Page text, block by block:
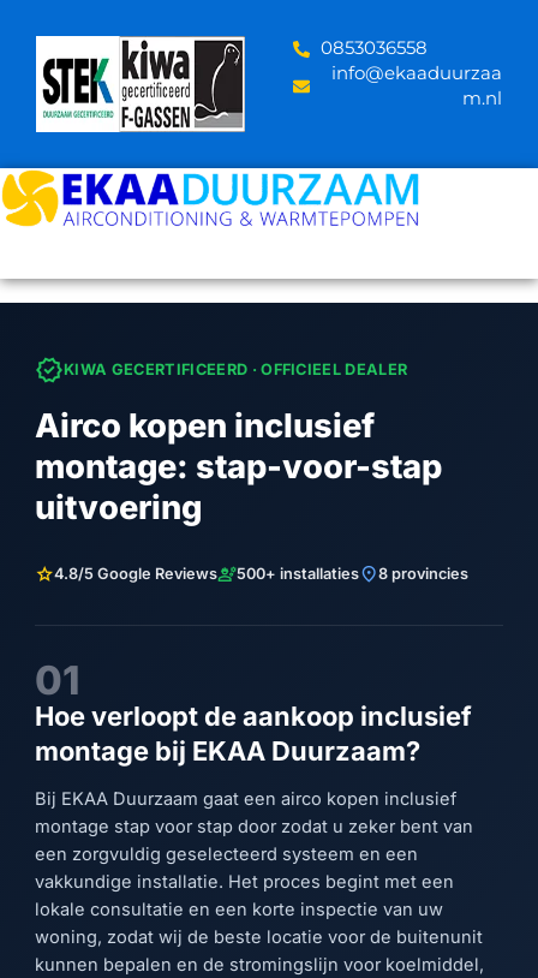
content
‪0853036558
info@ekaaduurzaa
m.nl
verifiedKIWA GECERTIFICEERD · OFFICIEEL DEALER
Airco kopen inclusief
montage: stap-voor-stap
uitvoering
star4.8/5 Google Reviewsengineering500+ installatieslocation_on8 provincies
01
Hoe verloopt de aankoop inclusief
montage bij EKAA Duurzaam?
Bij EKAA Duurzaam gaat een airco kopen inclusief
montage stap voor stap door zodat u zeker bent van
een zorgvuldig geselecteerd systeem en een
vakkundige installatie. Het proces begint met een
lokale consultatie en een korte inspectie van uw
woning, zodat wij de beste locatie voor de buitenunit
kunnen bepalen en de stromingslijn voor koelmiddel,